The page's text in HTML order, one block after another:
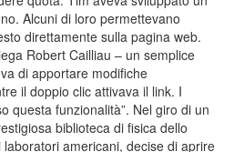
Alcuni di loro permettevano
direttamente sulla pagina web.
Robert Cailliau – un semplice
di apportare modifiche
il doppio clic attivava il link. I
questa funzionalità”. Nel giro di un
biblioteca di fisica dello
americani, decise di aprire